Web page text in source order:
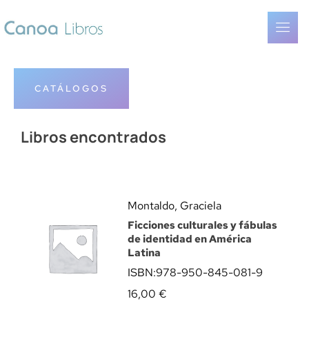
CATÁLOGOS
Libros encontrados
Montaldo, Graciela
Ficciones culturales y fábulas
de identidad en América
Latina
ISBN:978-950-845-081-9
16,00 €